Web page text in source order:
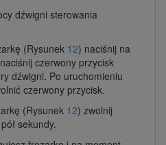
dźwigni sterowania
(Rysunek 12) naciśnij na
czerwony przycisk
dźwigni. Po uruchomieniu
czerwony przycisk.
(Rysunek 12) zwolnij
sekundy.